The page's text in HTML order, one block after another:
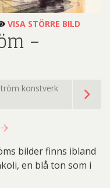
VISA STÖRRE BILD
–
konstverk
bilder finns ibland
en blå ton som i